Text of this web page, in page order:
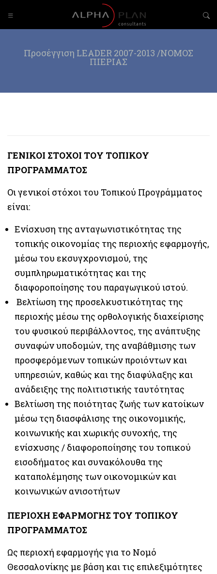
Προσέγγιση LEADER 2007-2013 /ΝΟΜΟΣ
ΠΙΕΡΙΑΣ
ΓΕΝΙΚΟΙ ΣΤΟΧΟΙ ΤΟΥ ΤΟΠΙΚΟΥ
ΠΡΟΓΡΑΜΜΑΤΟΣ
Οι γενικοί στόχοι του Τοπικού Προγράμματος
είναι:
Ενίσχυση της ανταγωνιστικότητας της
τοπικής οικονομίας της περιοχής εφαρμογής,
μέσω του εκσυγχρονισμού, της
συμπληρωματικότητας και της
διαφοροποίησης του παραγωγικού ιστού.
Βελτίωση της προσελκυστικότητας της
περιοχής μέσω της ορθολογικής διαχείρισης
του φυσικού περιβάλλοντος, της ανάπτυξης
συναφών υποδομών, της αναβάθμισης των
προσφερόμενων τοπικών προιόντων και
υπηρεσιών, καθώς και της διαφύλαξης και
ανάδειξης της πολιτιστικής ταυτότητας
Βελτίωση της ποιότητας ζωής των κατοίκων
μέσω τςη διασφάλισης της οικονομικής,
κοινωνικής και χωρικής συνοχής, της
ενίσχυσης / διαφοροποίησης του τοπικού
εισοδήματος και συνακόλουθα της
καταπολέμησης των οικονομικών και
κοινωνικών ανισοτήτων
ΠΕΡΙΟΧΗ ΕΦΑΡΜΟΓΗΣ ΤΟΥ ΤΟΠΙΚΟΥ
ΠΡΟΓΡΑΜΜΑΤΟΣ
Ως περιοχή εφαρμογής για το Νομό
Θεσσαλονίκης με βάση και τις επιλεξιμότητες